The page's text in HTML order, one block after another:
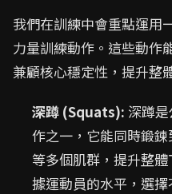
我們在訓練中會重點運用
力量訓練動作。這些動作
兼顧核心穩定性，提升整
深蹲 (Squats): 深蹲
作之一，它能同時鍛
等多個肌群，提升整
據運動員的水平，選